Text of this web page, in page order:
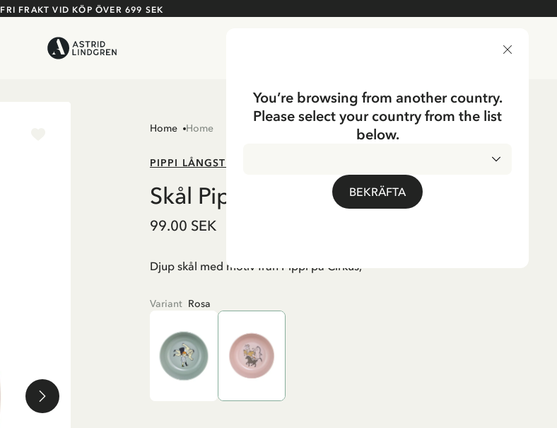
FRI FRAKT VID KÖP ÖVER 699 SEK
Home Home
PIPPI LÅNGSTRUMP
Skål Pippi Långstrump rosa
99.00 SEK
Djup skål med motiv från Pippi på Cirkus,
Variant Rosa
You’re browsing from another country.
Please select your country from the list
below.
BEKRÄFTA